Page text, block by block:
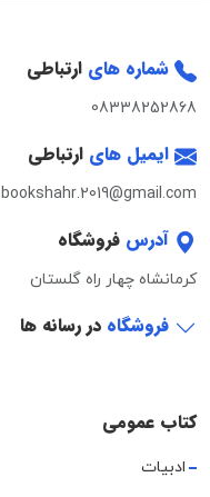
شماره های ارتباطی
08338252868
ایمیل های ارتباطی
bookshahr.2019@gmail.com
آدرس فروشگاه
کرمانشاه چهار راه گلستان
فروشگاه در رسانه ها
کتاب عمومی
ادبیات